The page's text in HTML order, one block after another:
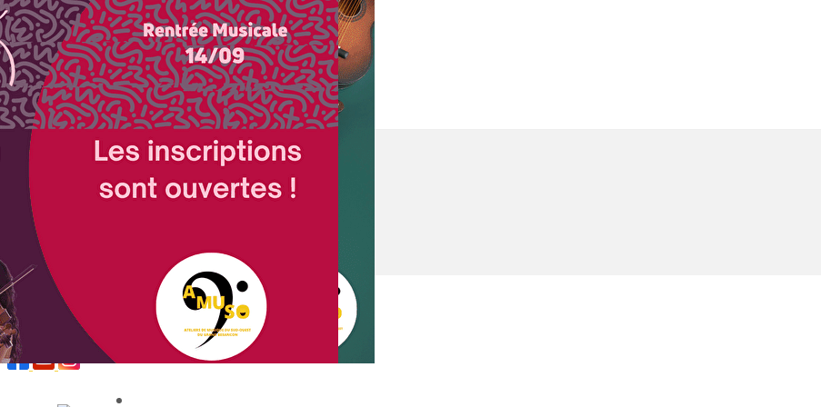
Exporter les lignes sélectionnées
Exporter toutes les colonnes
Exporter uniquement les colonnes affichées
Menu
Offres d'emploi
Ajoutez un logo, un bouton, des réseaux sociaux
Cliquez pour éditer